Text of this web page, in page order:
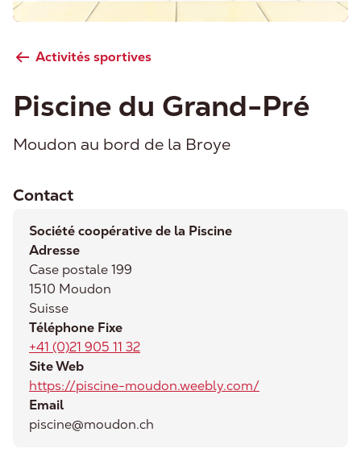
Activités sportives
Piscine du Grand-Pré
Moudon au bord de la Broye
Contact
Société coopérative de la Piscine
Adresse
Case postale 199
1510 Moudon
Suisse
Téléphone Fixe
+41 (0)21 905 11 32
Site Web
https://piscine-moudon.weebly.com/
Email
piscine@moudon.ch